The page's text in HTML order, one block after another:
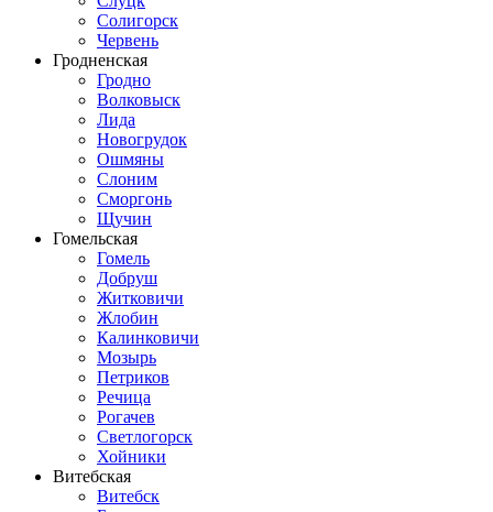
Солигорск
Червень
Гродненская
Гродно
Волковыск
Лида
Новогрудок
Ошмяны
Слоним
Сморгонь
Щучин
Гомельская
Гомель
Добруш
Житковичи
Жлобин
Калинковичи
Мозырь
Петриков
Речица
Рогачев
Светлогорск
Хойники
Витебская
Витебск